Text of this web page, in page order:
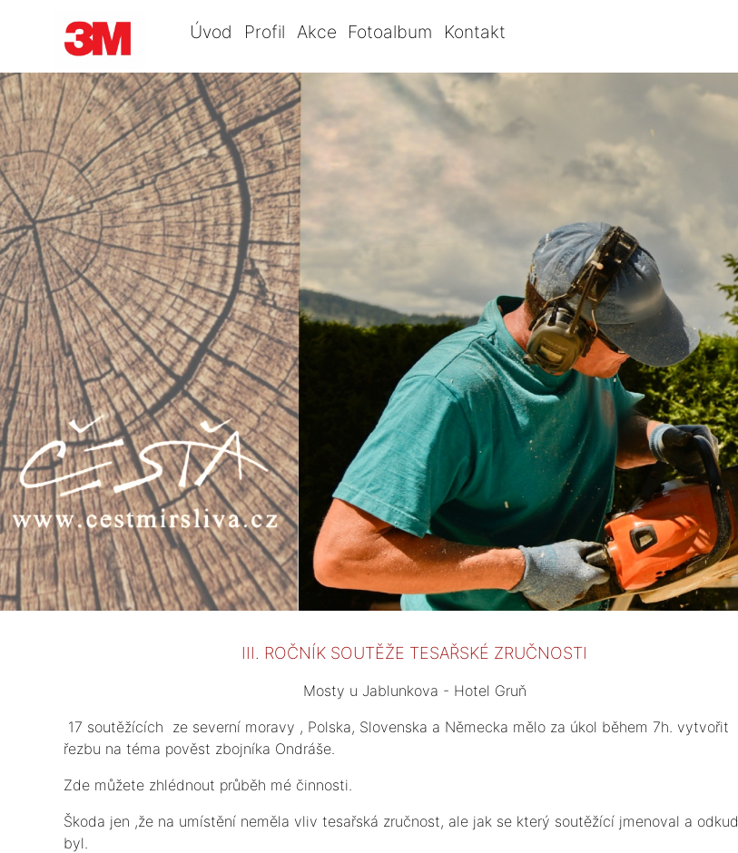
Úvod Profil Akce Fotoalbum Kontakt
III. ROČNÍK SOUTĚŽE TESAŘSKÉ ZRUČNOSTI
Mosty u Jablunkova - Hotel Gruň
17 soutěžících ze severní moravy , Polska, Slovenska a Německa mělo za úkol během 7h. vytvořit
řezbu na téma pověst zbojníka Ondráše.
Zde můžete zhlédnout průběh mé činnosti.
Škoda jen ,že na umístění neměla vliv tesařská zručnost, ale jak se který soutěžící jmenoval a odkud
byl.